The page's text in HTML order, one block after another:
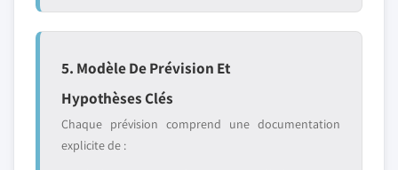
5. Modèle De Prévision Et
Hypothèses Clés
Chaque prévision comprend une documentation
explicite de :